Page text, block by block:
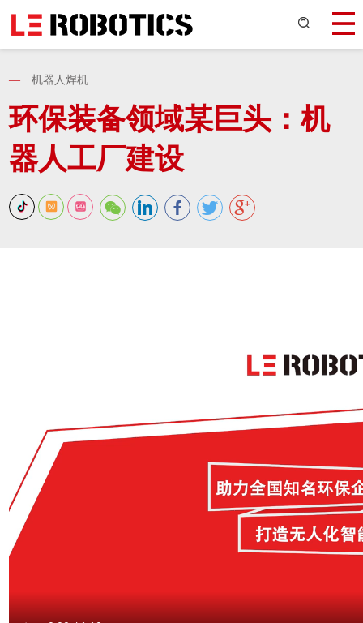
— 机器人焊机
环保装备领域某巨头：机
器人工厂建设